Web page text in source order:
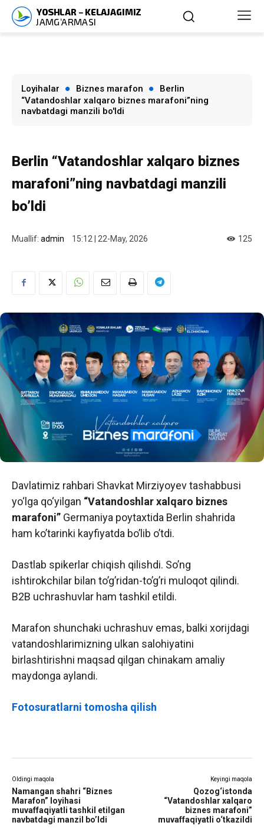
Loyihalar Biznes marafon
Berlin
“Vatandoshlar xalqaro biznes marafoni”ning
navbatdagi manzili bo'ldi
Berlin “Vatandoshlar xalqaro biznes
marafoni”ning navbatdagi manzili
bo’ldi
Muallif: admin 15:12 | 22-May, 2026 125
Davlatimiz rahbari Shavkat Mirziyoyev tashabbusi
yo‘lga qo‘yilgan “Vatandoshlar xalqaro biznes
marafoni” Germaniya poytaxtida Berlin shahrida
ham ko’tarinki kayfiyatda bo’lib o’tdi.
Dastlab spikerlar chiqish qilishdi. So’ng
ishtirokchilar bilan to’g’ridan-to’g’ri muloqot qilindi.
B2B uchrashuvlar ham tashkil etildi.
Marafon shunchaki uchrashuv emas, balki xorijdagi
vatandoshlarimizning ulkan salohiyatini
birlashtirishni maqsad qilgan chinakam amaliy
maydonga aylandi.
Fotosuratlarni tomosha qilish
Oldingi maqola
Namangan shahri “Biznes
Marafon” loyihasi
muvaffaqiyatli tashkil etilgan
navbatdagi manzil bo’ldi
Keyingi maqola
Qozog‘istonda
“Vatandoshlar xalqaro
biznes marafoni”
muvaffaqiyatli o‘tkazildi